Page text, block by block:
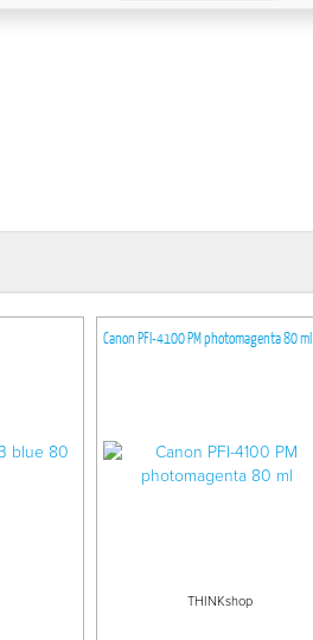
Canon PFI-4100 PM photomagenta 80 ml
THINKshop